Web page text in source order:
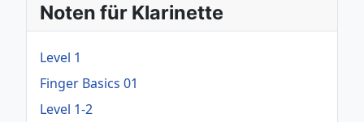
Noten für Klarinette
Level 1
Finger Basics 01
Level 1-2